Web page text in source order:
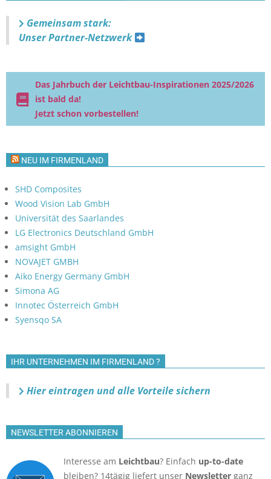
Gemeinsam stark:
Unser Partner-Netzwerk
Das Jahrbuch der Leichtbau-Inspirationen 2025/2026
ist bald da!
Jetzt schon vorbestellen!
NEU IM FIRMENLAND
SHD Composites
Wood Vision Lab GmbH
Universität des Saarlandes
LG Electronics Deutschland GmbH
amsight GmbH
NOVAJET GMBH
Aiko Energy Germany GmbH
Simona AG
Innotec Österreich GmbH
Syensqo SA
IHR UNTERNEHMEN IM FIRMENLAND ?
Hier eintragen und alle Vorteile sichern
NEWSLETTER ABONNIEREN
Interesse am Leichtbau? Einfach up-to-date
bleiben? 14tägig liefert unser Newsletter ganz